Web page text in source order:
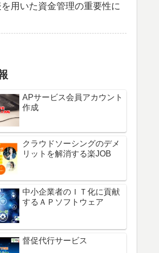
用いた資金管理の重要性に
APサービス会員アカウント
作成
クラウドソーシングのデメ
リットを解消する楽JOB
中小企業者のＩＴ化に貢献
するＡＰソフトウェア
督促代行サービス